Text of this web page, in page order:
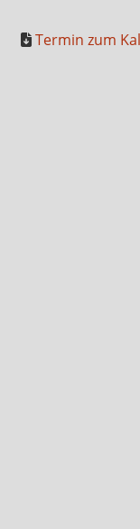
Termin zum